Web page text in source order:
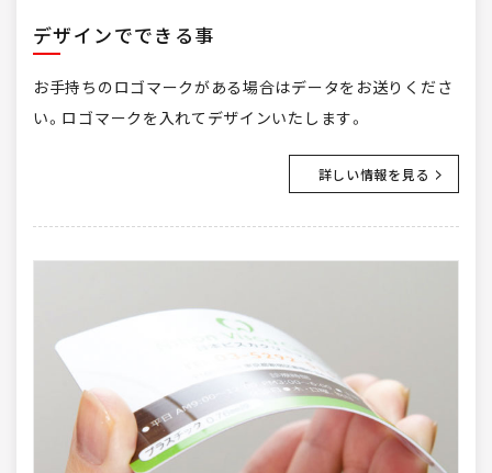
デザインでできる事
お手持ちのロゴマークがある場合はデータをお送りくださ
い。ロゴマークを入れてデザインいたします。
詳しい情報を見る